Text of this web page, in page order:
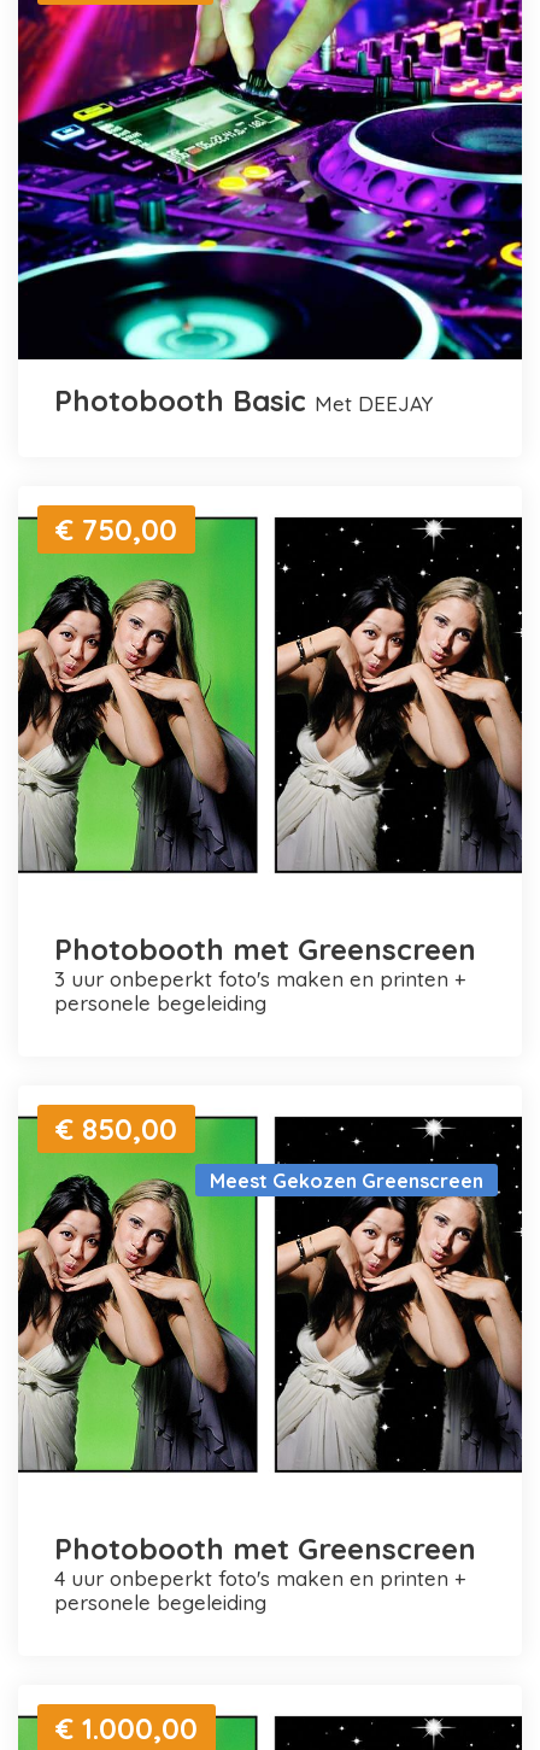
Photobooth Basic met DEEJAY
€ 750,00
Photobooth met Greenscreen
3 uur onbeperkt foto's maken en printen +
personele begeleiding
Meest Gekozen Greenscreen
€ 850,00
Photobooth met Greenscreen
4 uur onbeperkt foto's maken en printen +
personele begeleiding
€ 1.000,00